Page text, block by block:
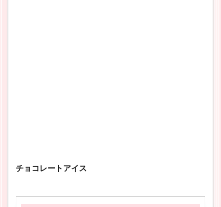
チョコレートアイス